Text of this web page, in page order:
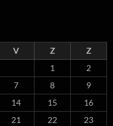
V Z
Z
1
2
7 8
9
14 15
16
21 22
23